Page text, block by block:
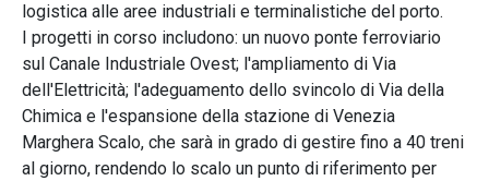
logistica alle aree industriali e terminalistiche del porto.
I progetti in corso includono: un nuovo ponte ferroviario
sul Canale Industriale Ovest; l'ampliamento di Via
dell'Elettricità; l'adeguamento dello svincolo di Via della
Chimica e l'espansione della stazione di Venezia
Marghera Scalo, che sarà in grado di gestire fino a 40 treni
al giorno, rendendo lo scalo un punto di riferimento per